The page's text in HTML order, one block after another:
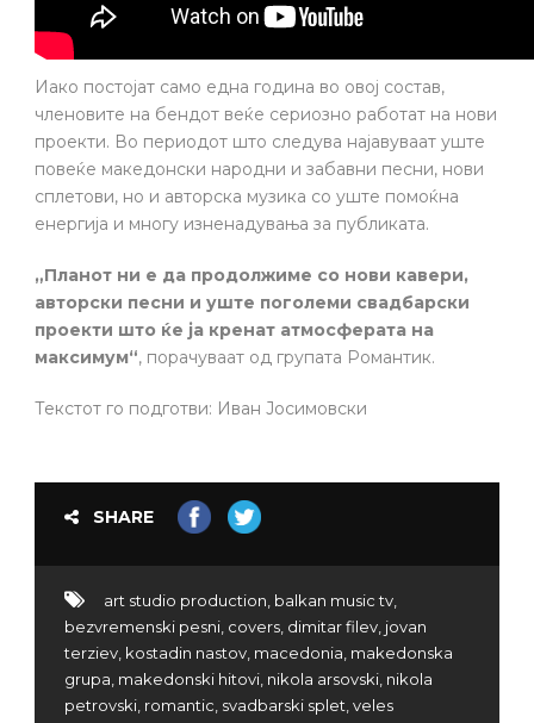
Иако постојат само една година во овој состав,
членовите на бендот веќе сериозно работат на нови
проекти. Во периодот што следува најавуваат уште
повеќе македонски народни и забавни песни, нови
сплетови, но и авторска музика со уште помоќна
енергија и многу изненадувања за публиката.
„Планот ни е да продолжиме со нови кавери,
авторски песни и уште поголеми свадбарски
проекти што ќе ја кренат атмосферата на
максимум“, порачуваат од групата Романтик.
Текстот го подготви: Иван Јосимовски
SHARE
art studio production balkan music tv
bezvremenski pesni covers dimitar filev jovan
terziev kostadin nastov macedonia makedonska
grupa makedonski hitovi nikola arsovski nikola
petrovski romantic svadbarski splet veles